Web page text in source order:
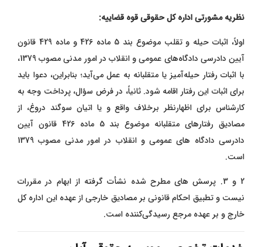
نظریه مشورتی اداره کل حقوقی قوه قضاییه:
اولاً، اثبات حیله و تقلب موضوع بند 5 ماده 426 و ماده 429 قانون
آیین دادرسی دادگاه‌های عمومی و انقلاب در امور مدنی مصوب 1379،
با اثبات رفتار حیله‌آمیز یا متقلبانه به عمل می‌آید؛ بنابراین، دعوا باید
برای اثبات این رفتار اقامه شود. ثانیاً، در فرض سؤال، پرداخت وجه به
کارشناس برای اظهارنظر برخلاف واقع و یا اتیان سوگند دروغ، از
مصادیق رفتارهای متقلبانه موضوع بند 5 ماده 426 قانون آیین
دادرسی دادگاه‌ های عمومی و انقلاب در امور مدنی مصوب 1379
است.
2 و 3. پرسش های مطرح‌ شده نشأت گرفته از ابهام در مقررات
نیست و تطبیق احکام قانونی بر مصادیق خارجی از عهده این اداره کل
خارج و بر عهده مرجع رسیدگی‌کننده است.